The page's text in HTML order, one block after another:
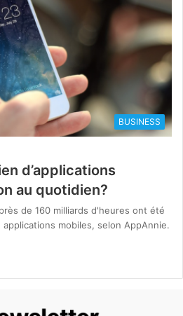
BUSINESS
d’applications
au quotidien?
de 160 milliards d'heures ont été
mobiles, selon AppAnnie.